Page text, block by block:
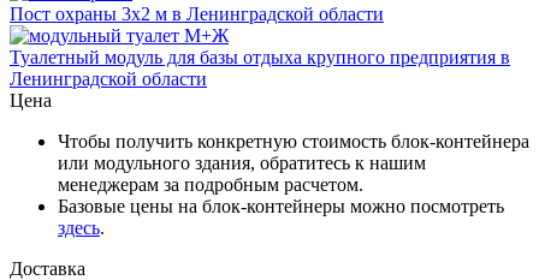
Пост охраны 3х2 м в Ленинградской области
Туалетный модуль для базы отдыха крупного предприятия в
Ленинградской области
Цена
Чтобы получить конкретную стоимость блок-контейнера
или модульного здания, обратитесь к нашим
менеджерам за подробным расчетом.
Базовые цены на блок-контейнеры можно посмотреть
здесь.
Доставка